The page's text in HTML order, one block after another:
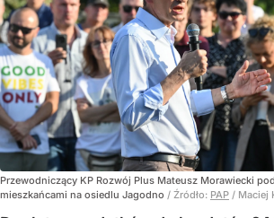
Przewodniczący KP Rozwój Plus Mateusz Morawiecki
mieszkańcami na osiedlu Jagodno / Źródło: PAP / Maciej